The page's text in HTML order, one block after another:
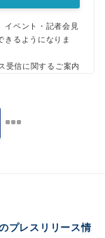
イベント・記者会見
きるようになりま
受信に関するご案内
プレスリリース情